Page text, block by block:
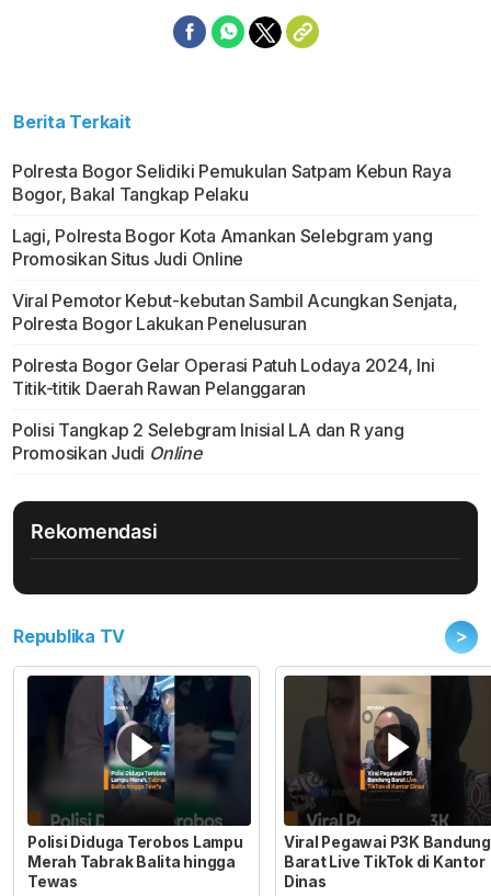
Berita Terkait
Polresta Bogor Selidiki Pemukulan Satpam Kebun Raya
Bogor, Bakal Tangkap Pelaku
Lagi, Polresta Bogor Kota Amankan Selebgram yang
Promosikan Situs Judi Online
Viral Pemotor Kebut-kebutan Sambil Acungkan Senjata,
Polresta Bogor Lakukan Penelusuran
Polresta Bogor Gelar Operasi Patuh Lodaya 2024, Ini
Titik-titik Daerah Rawan Pelanggaran
Polisi Tangkap 2 Selebgram Inisial LA dan R yang
Promosikan Judi Online
Rekomendasi
Republika TV >
Polisi Diduga Terobos Lampu
Merah Tabrak Balita hingga
Tewas
Viral Pegawai P3K Bandung
Barat Live TikTok di Kantor
Dinas